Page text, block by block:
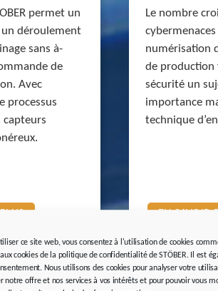
ce site web, vous consentez à l'utilisation de cookies
cookies de la politique de confidentialité de STÖBER. Il est
Nous utilisons des cookies pour analyser votre
notre offre et nos services à vos intérêts et pour pouvoir vous
permet un
déroulement
sans à-
de
Avec
processus
capteurs
Le nombre
numérisation
de production
sécurité un
importance
technique
EN SAVOIR